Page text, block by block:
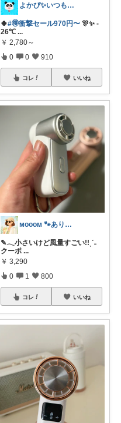
よかぴ✨いつも感謝です💖😊💖
🍀#🉐衝撃セール970円〜 🎊✨ -
26℃ ...
￥ 2,780～
0 0 910
コレ いいね
ᴍᴏᴏᴏᴍ 🐾ありがとうございます🐹
✎𓂃小さいけど風量すごい!!ˎˊ˗
クーポ ...
￥ 3,290
0 1 800
コレ いいね